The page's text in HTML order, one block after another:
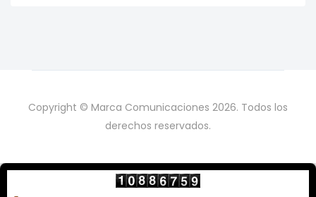
Copyright © Marca Comunicaciones 2026. Todos los
derechos reservados.